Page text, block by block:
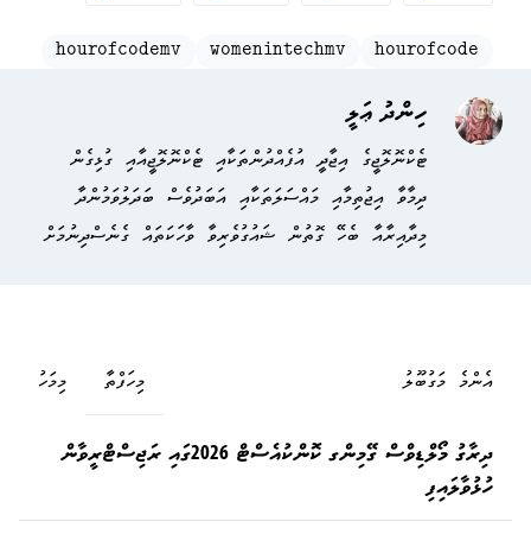
hourofcodemv womenintechmv hourofcode
ހިންދު ޢަލީ
ޓެކްނޮލޮޖީގެ އިޖާދީ އުފެއްދުންތަކާއި ޓެކްނޮލޮޖީއާއި ގުޅިގެން
ދިމާވާ އިޖުތިމާއި މައްސަލަތަކާއި އަބަދުވެސް ބަދަލުވަމުންދާ
މިދާއިރާއާ ބެހޭ ގޮތުން ޝައުގުވެރިވާ ވާހަކަތައް ގެނެސްދިނުމަށް
އެންމެ މަގުބޫލު މިމަހު މިހަފްތާ
ދިރާގު މޯލްޑިވްސް ގޭމިންގ ކޮންކުއެސްޓް 2026ގައި ރަޖިސްޓްރީވާން
ހުޅުވާލައިފި